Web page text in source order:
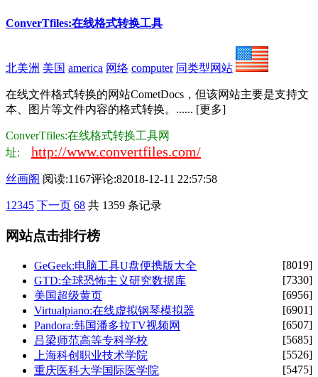
ConverTfiles:在线格式转换工具
北美洲 美国 america 网络 computer 同类型网站
在线文件格式转换的网站CometDocs，但该网站主要是支持文
本、图片等文件内容的格式转换。...... [更多]
ConverTfiles:在线格式转换工具网
址: http://www.convertfiles.com/
丝画阁 阅读:1167评论:82018-12-11 22:57:58
1 2345 下一页 68 共 1359 条记录
网站点击排行榜
GeGeek:电脑工具U盘便携版大全
[8019]
GTD:全球恐怖主义研究数据库
[7330]
美国超级黄页
[6956]
Virtualpiano:在线虚拟钢琴模拟器
[6901]
Pandora:韩国潘多拉TV视频网
[6507]
吕梁师范高等专科学校
[5685]
上海科创职业技术学院
[5526]
重庆医科大学国际医学院
[5475]